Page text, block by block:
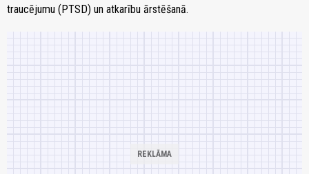
traucējumu (PTSD) un atkarību ārstēšanā.